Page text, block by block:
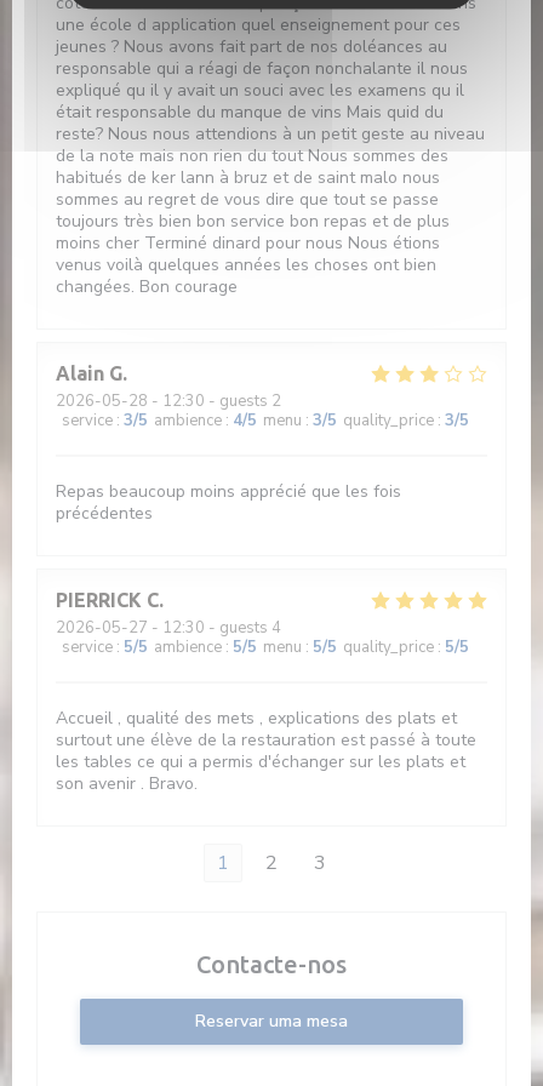
une école d application quel enseignement pour ces
jeunes ? Nous avons fait part de nos doléances au
responsable qui a réagi de façon nonchalante il nous
expliqué qu il y avait un souci avec les examens qu il
était responsable du manque de vins Mais quid du
reste? Nous nous attendions à un petit geste au niveau
de la note mais non rien du tout Nous sommes des
habitués de ker lann à bruz et de saint malo nous
sommes au regret de vous dire que tout se passe
toujours très bien bon service bon repas et de plus
moins cher Terminé dinard pour nous Nous étions
venus voilà quelques années les choses ont bien
changées. Bon courage
Alain G
2026-05-28 - 12:30 - guests 2
service : 3/5 ambience : 4/5 menu : 3/5 quality_price : 3/5
Repas beaucoup moins apprécié que les fois
précédentes
PIERRICK C
2026-05-27 - 12:30 - guests 4
service : 5/5 ambience : 5/5 menu : 5/5 quality_price : 5/5
Accueil , qualité des mets , explications des plats et
surtout une élève de la restauration est passé à toute
les tables ce qui a permis d'échanger sur les plats et
son avenir . Bravo.
1 2 3
Contacte-nos
Reservar uma mesa